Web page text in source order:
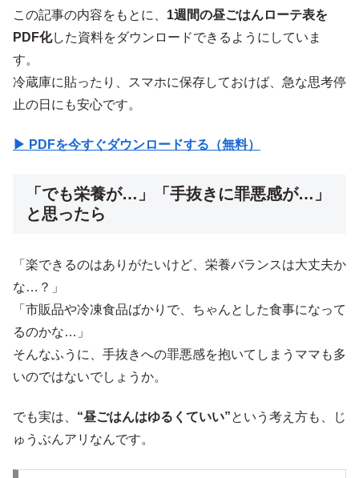
この記事の内容をもとに、 1週間の昼ごはんローテ表を
PDF化した資料をダウンロードできるようにしていま
す。
冷蔵庫に貼ったり、スマホに保存しておけば、急な思考停
止の日にも安心です。
▶ PDFを今すぐダウンロードする（無料）
「でも栄養が…」「手抜きに罪悪感が…」
と思ったら
「楽できるのはありがたいけど、栄養バランスは大丈夫か
な…？」
「市販品や冷凍食品ばかりで、ちゃんとした食事になって
るのかな…」
そんなふうに、手抜きへの罪悪感を抱いてしまうママも多
いのではないでしょうか。
でも実は、 “昼ごはんはゆるくていい”という考え方も、じ
ゅうぶんアリなんです。